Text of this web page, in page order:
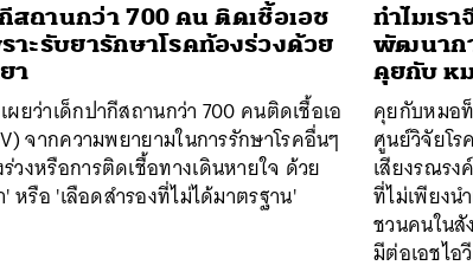
สถานกว่า 700 คน ติดเชื้อเอช
าะรับยารักษาโรคท้องร่วงด้วย
า
ผยว่าเด็กปากีสถานกว่า 700 คนติดเชื้อเอ
จากความพยายามในการรักษาโรคอื่นๆ
วงหรือการติดเชื้อทางเดินหายใจ ด้วย
หรือ 'เลือดสำรองที่ไม่ได้มาตรฐาน'
ทำไมเร
พัฒนาก
คุยกับ ห
คุยกับหมอ
ศูนย์วิจัยโร
เสียงรณรง
ที่ไม่เพียงน
ชวนคนใน
มีต่อเอชไอ